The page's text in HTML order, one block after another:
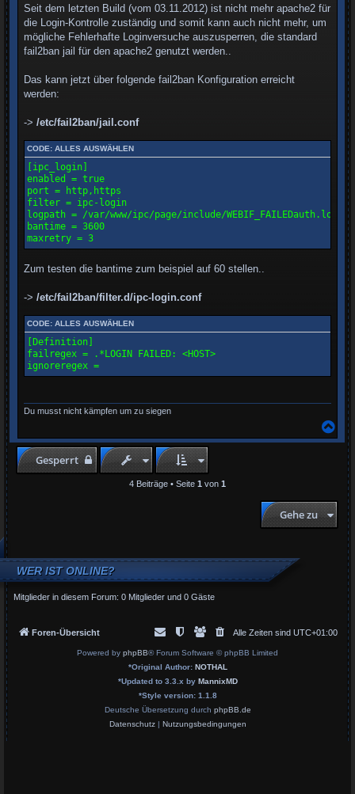
i
r
a
Seit dem letzten Build (vom 03.11.2012) ist nicht mehr apache2 für
die Login-Kontrolle zuständig und somit kann auch nicht mehr, um
mögliche Fehlerhafte Loginversuche auszusperren, die standard
fail2ban jail für den apache2 genutzt werden..
Das kann jetzt über folgende fail2ban Konfiguration erreicht
werden:
-> /etc/fail2ban/jail.conf
CODE: ALLES AUSWÄHLEN
[ipc_login]
enabled = true
port = http,https
filter = ipc-login
logpath = /var/www/ipc/page/include/WEBIF_FAILEDauth.log
bantime = 3600
maxretry = 3
Zum testen die bantime zum beispiel auf 60 stellen..
-> /etc/fail2ban/filter.d/ipc-login.conf
CODE: ALLES AUSWÄHLEN
[Definition]
failregex = .*LOGIN FAILED: <HOST>
Du musst nicht kämpfen um zu siegen
c
Gesperrt
4 Beiträge • Seite 1 von 1
Gehe zu
WER IST ONLINE?
Mitglieder in diesem Forum: 0 Mitglieder und 0 Gäste
Foren-Übersicht Alle Zeiten sind UTC+01:00
Powered by phpBB® Forum Software © phpBB Limited
*Original Author: NOTHAL
*Updated to 3.3.x by MannixMD
*Style version: 1.1.8
Deutsche Übersetzung durch phpBB.de
Datenschutz| Nutzungsbedingungen